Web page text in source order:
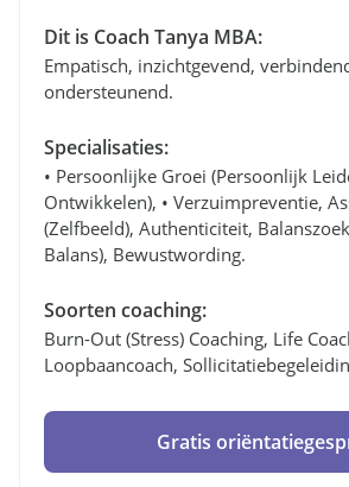
Dit is Coach Tanya MBA:
Empatisch, inzichtgevend,
ondersteunend.
Specialisaties:
• Persoonlijke Groei (persoonlijk
Ontwikkelen), • Verzuimpreventie,
(zelfbeeld), Authenticiteit,
Balans), Bewustwording.
Soorten coaching:
Burn-Out (stress) Coaching, Life
Loopbaancoach,
Gratis